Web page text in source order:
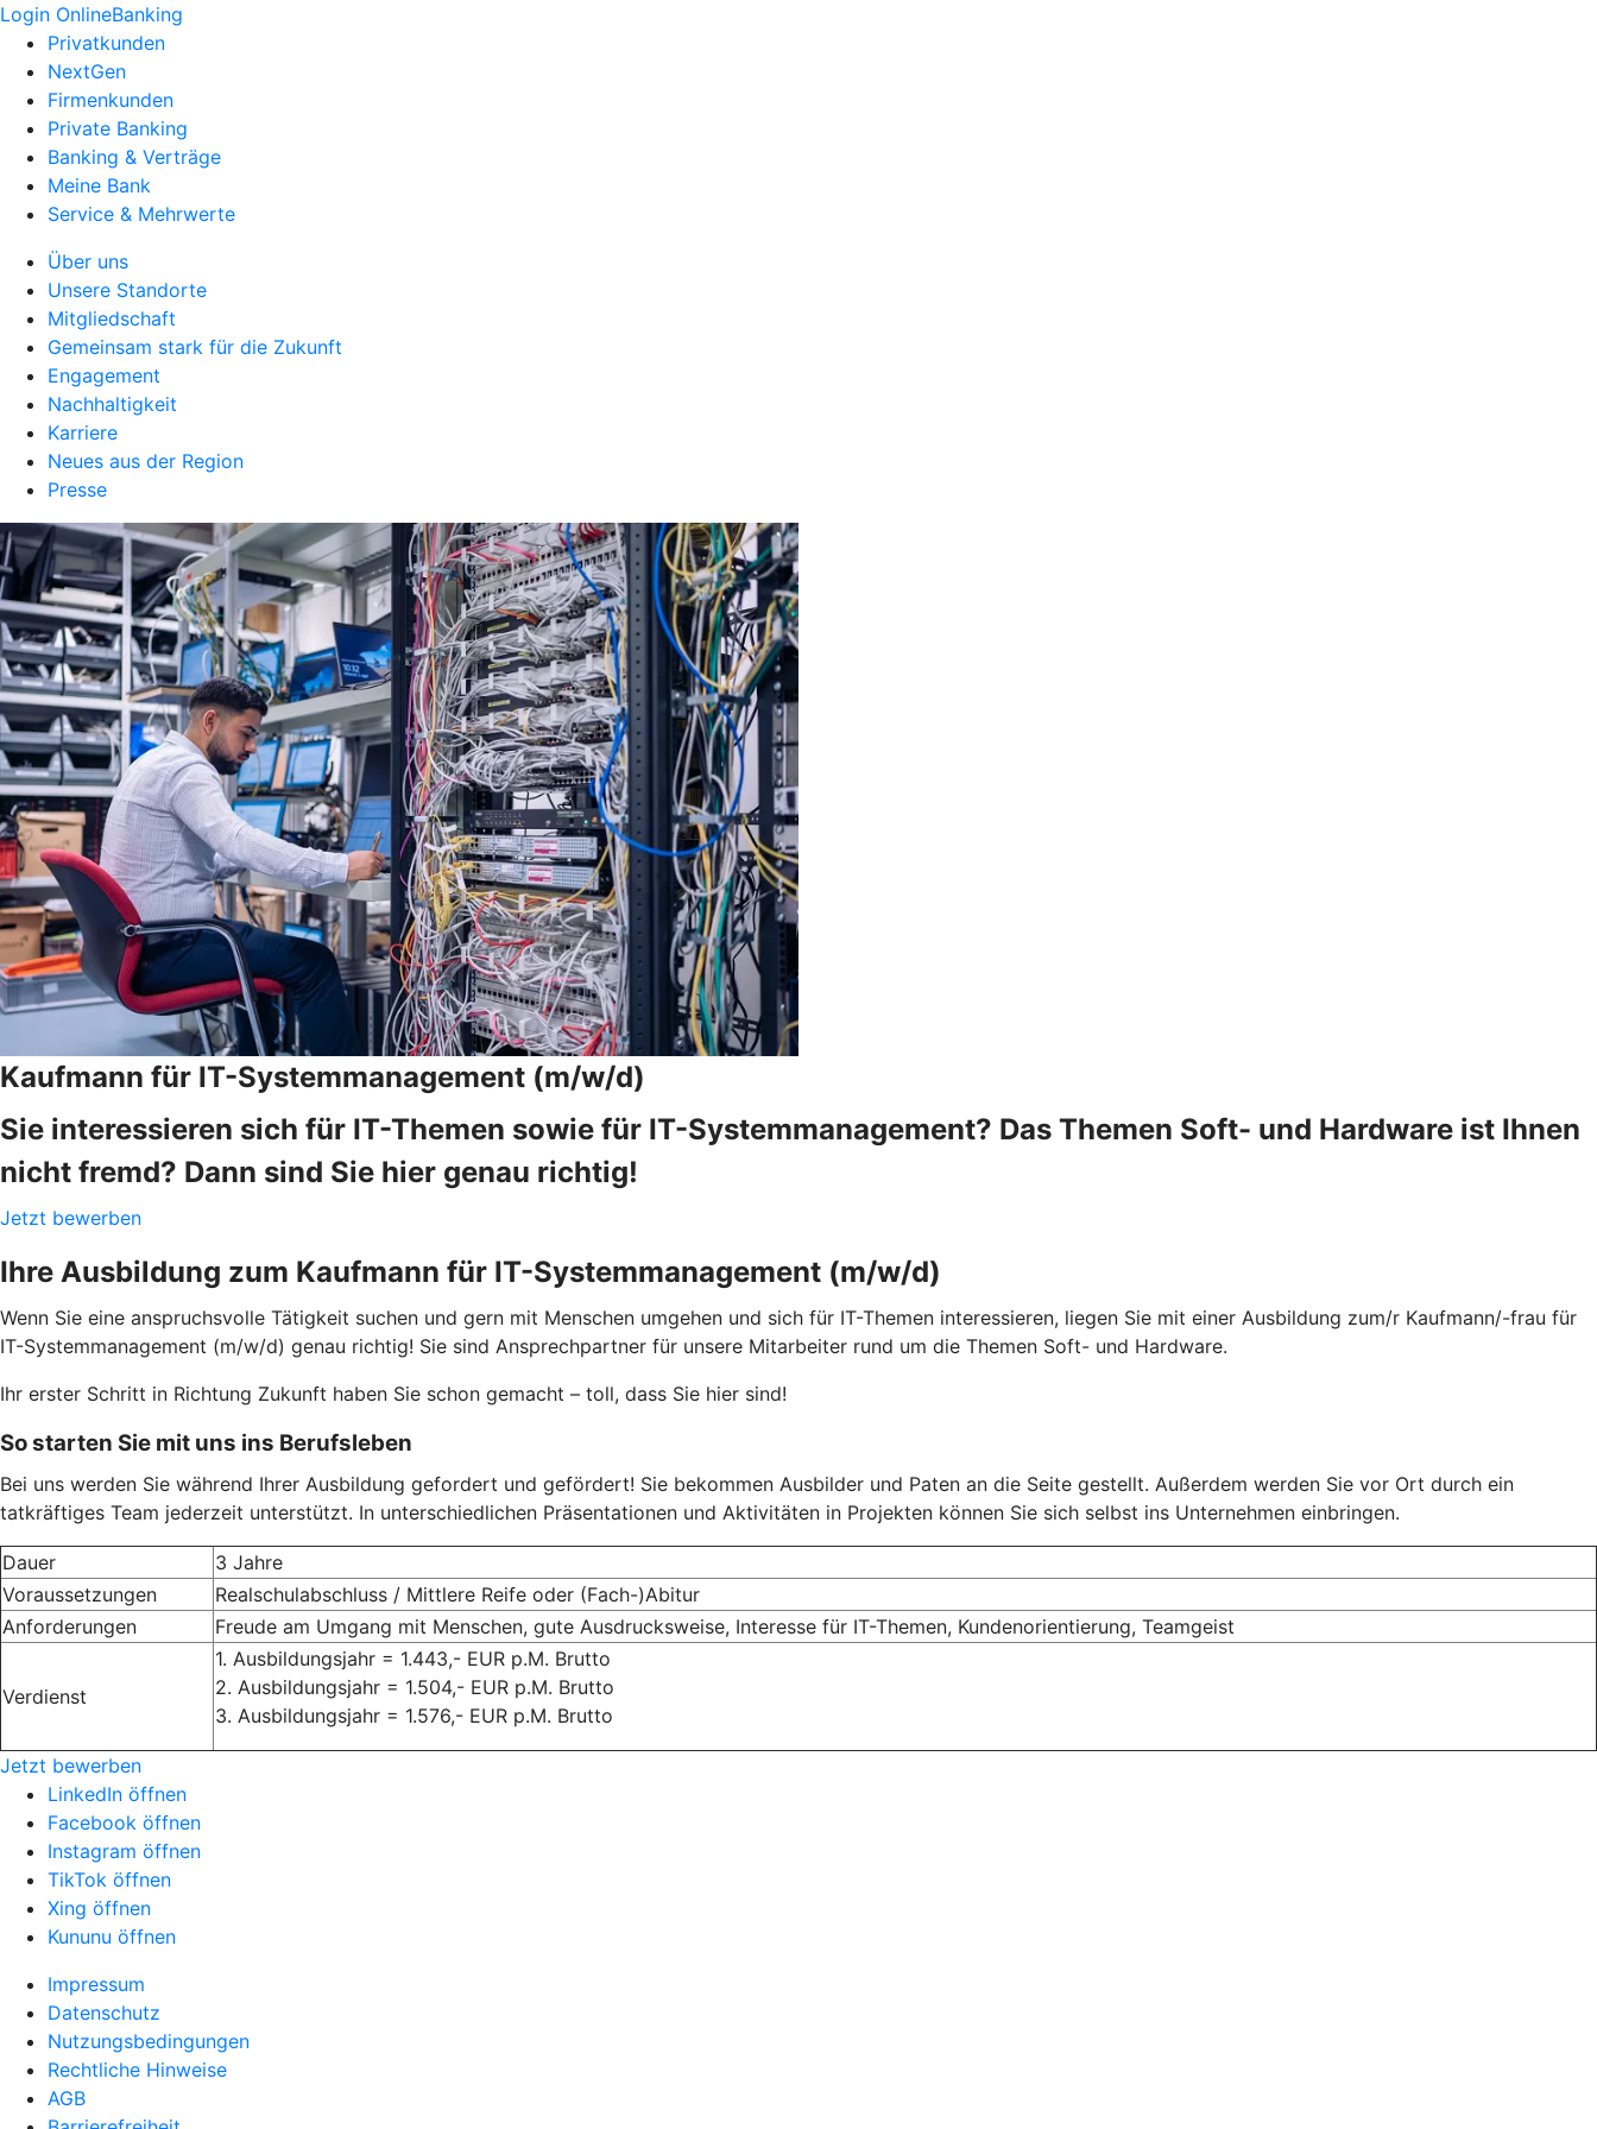
Login OnlineBanking
Privatkunden
NextGen
Firmenkunden
Private Banking
Banking & Verträge
Meine Bank
Service & Mehrwerte
Über uns
Unsere Standorte
Mitgliedschaft
Gemeinsam stark für die Zukunft
Engagement
Nachhaltigkeit
Karriere
Neues aus der Region
Presse
Kaufmann für IT-Systemmanagement (m/w/d)
Sie interessieren sich für IT-Themen sowie für IT-Systemmanagement? Das Themen Soft- und Hardware ist Ihnen
nicht fremd? Dann sind Sie hier genau richtig!
Jetzt bewerben
Ihre Ausbildung zum Kaufmann für IT-Systemmanagement (m/w/d)
Wenn Sie eine anspruchsvolle Tätigkeit suchen und gern mit Menschen umgehen und sich für IT-Themen interessieren, liegen Sie mit einer Ausbildung zum/r Kaufmann/-frau für
IT-Systemmanagement (m/w/d) genau richtig! Sie sind Ansprechpartner für unsere Mitarbeiter rund um die Themen Soft- und Hardware.
Ihr erster Schritt in Richtung Zukunft haben Sie schon gemacht – toll, dass Sie hier sind!
So starten Sie mit uns ins Berufsleben
Bei uns werden Sie während Ihrer Ausbildung gefordert und gefördert! Sie bekommen Ausbilder und Paten an die Seite gestellt. Außerdem werden Sie vor Ort durch ein
tatkräftiges Team jederzeit unterstützt. In unterschiedlichen Präsentationen und Aktivitäten in Projekten können Sie sich selbst ins Unternehmen einbringen.
Dauer
3 Jahre
Voraussetzungen
Realschulabschluss / Mittlere Reife oder (Fach-)Abitur
Anforderungen
Freude am Umgang mit Menschen, gute Ausdrucksweise, Interesse für IT-Themen, Kundenorientierung, Teamgeist
Verdienst
1. Ausbildungsjahr = 1.443,- EUR p.M. Brutto
2. Ausbildungsjahr = 1.504,- EUR p.M. Brutto
3. Ausbildungsjahr = 1.576,- EUR p.M. Brutto
Jetzt bewerben
LinkedIn öffnen
Facebook öffnen
Instagram öffnen
TikTok öffnen
Xing öffnen
Kununu öffnen
Impressum
Datenschutz
Nutzungsbedingungen
Rechtliche Hinweise
AGB